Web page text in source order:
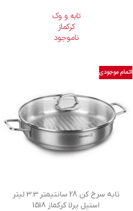
تابه و وک
کرکماز
ناموجود
اتمام موجودی
تابه سرخ کن 28 سانتیمتر 3.3 لیتر
استیل پرلا کرکماز 1518